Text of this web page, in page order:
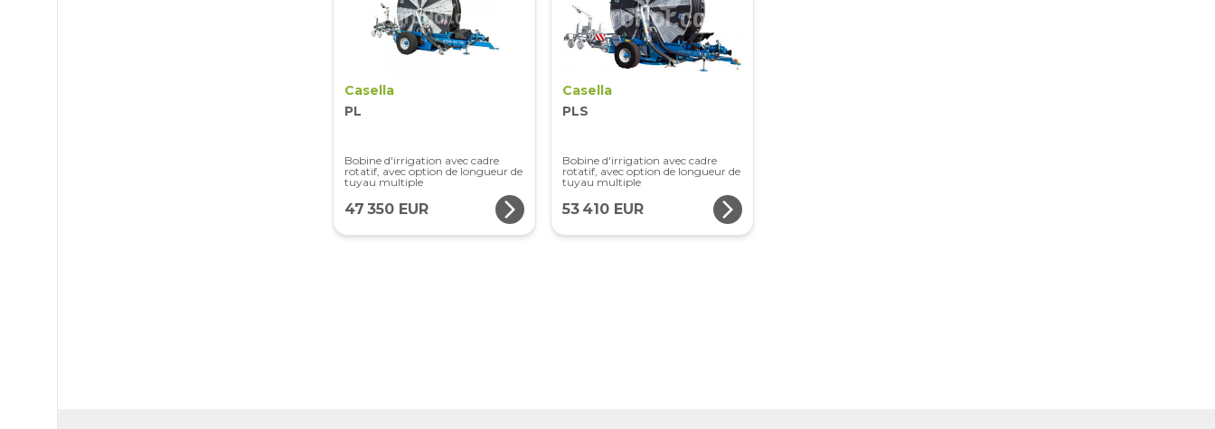
Casella
PL
Bobine d'irrigation avec cadre
rotatif, avec option de longueur de
tuyau multiple
47 350 EUR arrow_forward_ios
Casella
PLS
Bobine d'irrigation avec cadre
rotatif, avec option de longueur de
tuyau multiple
53 410 EUR arrow_forward_ios